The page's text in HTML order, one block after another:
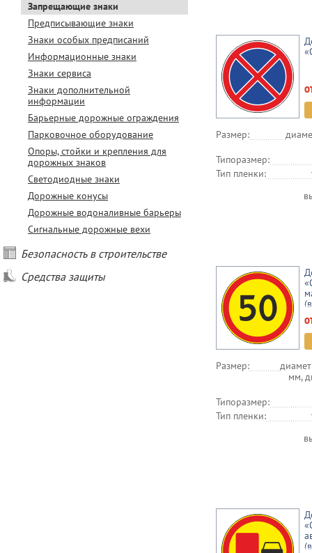
Запрещающие знаки
Предписывающие знаки
Знаки особых предписаний
Информационные знаки
Знаки сервиса
Знаки дополнительной
информации
Барьерные дорожные ограждения
Парковочное оборудование
Опоры, стойки и крепления для
дорожных знаков
Светодиодные знаки
Дорожные конусы
Дорожные водоналивные барьеры
Сигнальные дорожные вехи
Безопасность в строительстве
Средства защиты
Размер:
Типоразмер:
Тип пленки:
Размер:
мм,
Типоразмер:
Тип пленки: